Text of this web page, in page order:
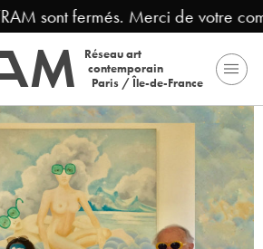
sont fermés. Merci de votre
Réseau art
contemporain
Paris / Île-de-France